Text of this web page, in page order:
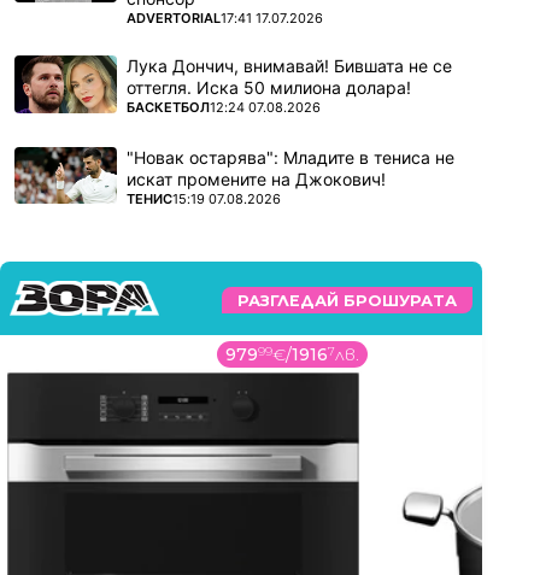
ПОВЕЧЕ ОТ
ADVERTORIAL17:41 17.07.2026
Лука Дончич, внимавай! Бившата не се
оттегля. Иска 50 милиона долара!
ПОВЕЧЕ ОТ
БАСКЕТБОЛ12:24 07.08.2026
"Новак остарява": Младите в тениса не
искат промените на Джокович!
ПОВЕЧЕ ОТ
ТЕНИС15:19 07.08.2026
РАЗГЛЕДАЙ БРОШУРАТА
97999€/19167лв.